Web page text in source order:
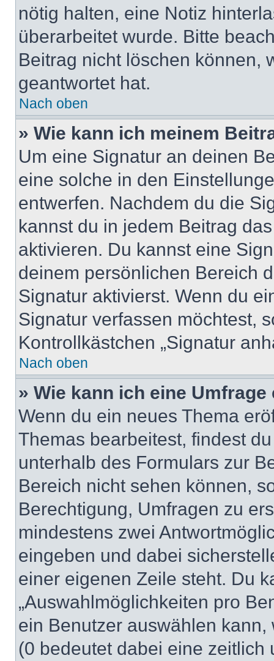
nötig halten, eine Notiz
überarbeitet wurde. Bitte
Beitrag nicht löschen können,
geantwortet hat.
Nach oben
» Wie kann ich meinem
Um eine Signatur an deinen
eine solche in den
entwerfen. Nachdem du die
kannst du in jedem Beitrag
aktivieren. Du kannst eine
deinem persönlichen Bereich
Signatur aktivierst. Wenn du
Signatur verfassen möchtest,
Kontrollkästchen „Signatur
Nach oben
» Wie kann ich eine
Wenn du ein neues Thema
Themas bearbeitest, findest
unterhalb des Formulars zur
Bereich nicht sehen können,
Berechtigung, Umfragen zu
mindestens zwei
eingeben und dabei
einer eigenen Zeile steht. Du
„Auswahlmöglichkeiten pro
ein Benutzer auswählen
(0 bedeutet dabei eine